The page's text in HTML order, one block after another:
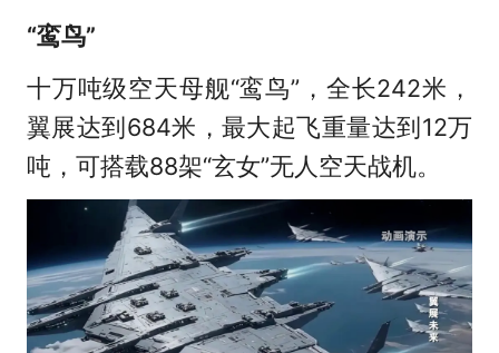
“鸾鸟”
十万吨级空天母舰“鸾鸟”，全长242米，
翼展达到684米，最大起飞重量达到12万
吨，可搭载88架“玄女”无人空天战机。